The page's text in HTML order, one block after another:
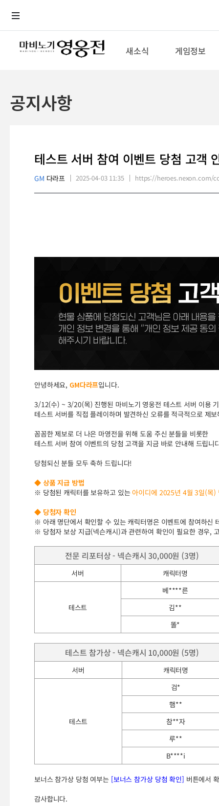
새소식 게임정보
공지사항
테스트 서버 참여 이벤트 당첨 고객
GM 다라프 2025-04-03 11:35 https://heroes.nexon.com/
안녕하세요, GM다라프입니다.
3/12(수) ~ 3/20(목) 진행된 마비노기 영웅전 테스트 서버 이용
테스트 서버를 직접 플레이하며 발견하신 오류를 적극적으로 제
꼼꼼한 제보로 더 나은 마영전을 위해 도움 주신 분들을 비롯한
테스트 서버 참여 이벤트의 당첨 고객을 지금 바로 안내해 드립니
당첨되신 분들 모두 축하 드립니다!
◆ 상품 지급 방법
※ 당첨된 캐릭터를 보유하고 있는아이디에 2025년 4월 3일(목)
◆ 당첨자 확인
※ 아래 명단에서 확인할 수 있는 캐릭터명은 이벤트에 참여하신
※ 당첨자 보상 지급(넥슨캐시)과 관련하여 확인이 필요한 경우,
전문 리포터상 - 넥슨캐시 30,000원 (3명)
서버 캐릭터명
테스트
베****른
김**
똘*
테스트 참가상 - 넥슨캐시 10,000원 (5명)
서버 캐릭터명
테스트
검*
햄**
참**자
루**
B****i
보너스 참가상 당첨 여부는 [보너스 참가상 당첨 확인] 버튼에서
감사합니다.